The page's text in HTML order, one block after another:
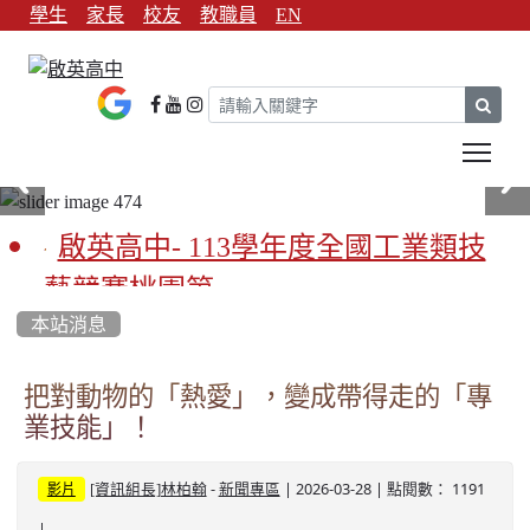
學生 家長 校友 教職員 EN
啟英高中- 113學年度全國工業類技
藝競賽桃園第一
啟英高中-113學年全國學生家事類技
藝競賽榮獲1支金手獎3支優勝
亞洲金牌在啟英！-機器人競賽亞洲
第一
本站消息
把對動物的「熱愛」，變成帶得走的「專
業技能」！
影片 [資訊組長]林柏翰- 新聞專區 | 2026-03-28 | 點閱數： 1191